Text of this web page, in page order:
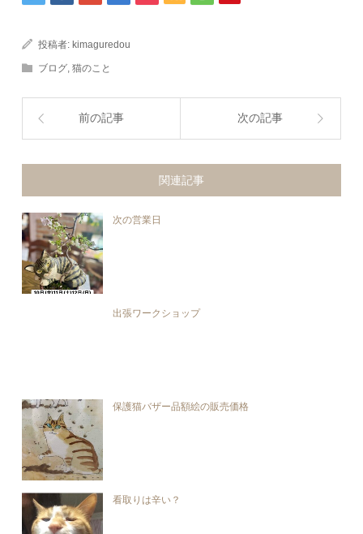
投稿者:kimaguredou
ブログ ,猫のこと
前の記事 次の記事
関連記事
次の営業日
出張ワークショップ
保護猫バザー品額絵の販売価格
看取りは辛い？